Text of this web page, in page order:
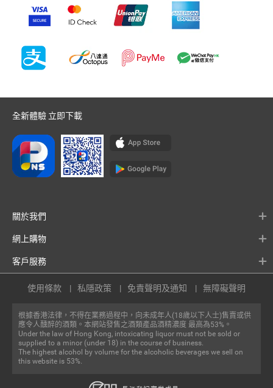
全新體驗 立即下載
關於我們
網上購物
客戶服務
根據香港法律，不得在業務過程中，向未成年人(18歲以下人士)售賣或供
應令人醺醉的酒類。本網站發售之酒類產品酒精濃度 最高為53%。
Under the law of Hong Kong, intoxicating liquor must not be sold or
supplied to a minor (under 18) in the course of business.
The highest alcohol by volume for the alcoholic beverages we sell on
this website is 53%.
使用條款 私隱政策 免責聲明及通知 無障礙聲明